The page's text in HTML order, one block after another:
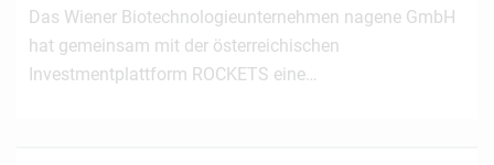
Das Wiener Biotechnologieunternehmen nagene GmbH
hat gemeinsam mit der österreichischen
Investmentplattform ROCKETS eine…